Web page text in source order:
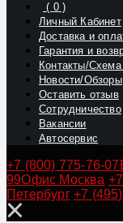
( 0)
Личный Кабинет
Доставка и
Гарантия и
Контакты/
Новости/Обзоры
Оставить отзыв
Сотрудничество
Вакансии
Автосервис
+7 (800) 775-76-07
99Офис Москва
Петербург +7